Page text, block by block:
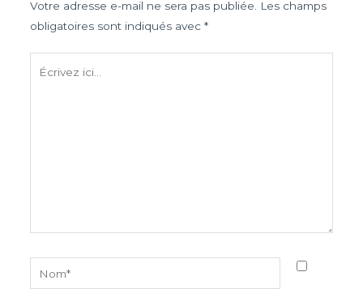
Votre adresse e-mail ne sera pas publiée.
Les champs
obligatoires sont indiqués avec *